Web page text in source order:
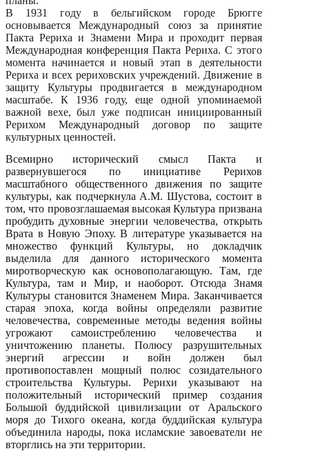
В 1931 году в бельгийском городе Брюгге
основывается Международный союз за принятие
Пакта Рериха и Знамени Мира и проходит первая
Международная конференция Пакта Рериха. С этого
момента начинается и новый этап в деятельности
Рериха и всех рериховских учреждений. Движение в
защиту Культуры продвигается в международном
масштабе. К 1936 году, еще одной упоминаемой
важной вехе, был уже подписан инициированный
Рерихом Международный договор по защите
культурных ценностей.
Всемирно исторический смысл Пакта и
развернувшегося по инициативе Рерихов
масштабного общественного движения по защите
культуры, как подчеркнула А.М. Шустова, состоит в
том, что провозглашаемая высокая Культура призвана
пробудить духовные энергии человечества, открыть
Врата в Новую Эпоху. В литературе указывается на
множество функций Культуры, но докладчик
выделила для данного исторического момента
миротворческую как основополагающую. Там, где
Культура, там и Мир, и наоборот. Отсюда Знамя
Культуры становится Знаменем Мира. Заканчивается
старая эпоха, когда войны определяли развитие
человечества, современные методы ведения войны
угрожают самоистреблению человечества и
уничтожению планеты. Полюсу разрушительных
энергий агрессии и войн должен был
противопоставлен мощный полюс созидательного
строительства Культуры. Рерихи указывают на
положительный исторический пример создания
Большой буддийской цивилизации от Аральского
моря до Тихого океана, когда буддийская культура
объединила народы, пока исламские завоеватели не
вторглись на эти территории.